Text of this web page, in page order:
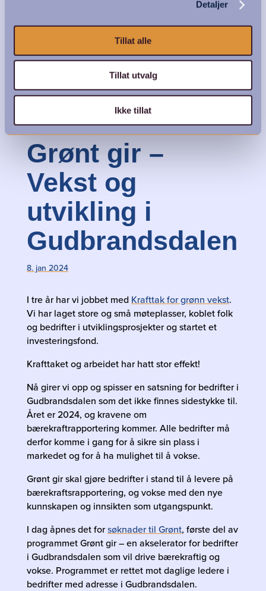
Detaljer
Tillat alle
Tillat utvalg
Ikke tillat
Grønt gir –
Vekst og
utvikling i
Gudbrandsdalen
8. jan 2024
I tre år har vi jobbet med Krafttak for grønn vekst.
Vi har laget store og små møteplasser, koblet folk
og bedrifter i utviklingsprosjekter og startet et
investeringsfond.
Krafttaket og arbeidet har hatt stor effekt!
Nå girer vi opp og spisser en satsning for bedrifter i
Gudbrandsdalen som det ikke finnes sidestykke til.
Året er 2024, og kravene om
bærekraftrapportering kommer. Alle bedrifter må
derfor komme i gang for å sikre sin plass i
markedet og for å ha mulighet til å vokse.
Grønt gir skal gjøre bedrifter i stand til å levere på
bærekraftsrapportering, og vokse med den nye
kunnskapen og innsikten som utgangspunkt.
I dag åpnes det forsøknader til Grønt, første del av
programmet Grønt gir – en akselerator for bedrifter
i Gudbrandsdalen som vil drive bærekraftig og
vokse. Programmet er rettet mot daglige ledere i
bedrifter med adresse i Gudbrandsdalen.